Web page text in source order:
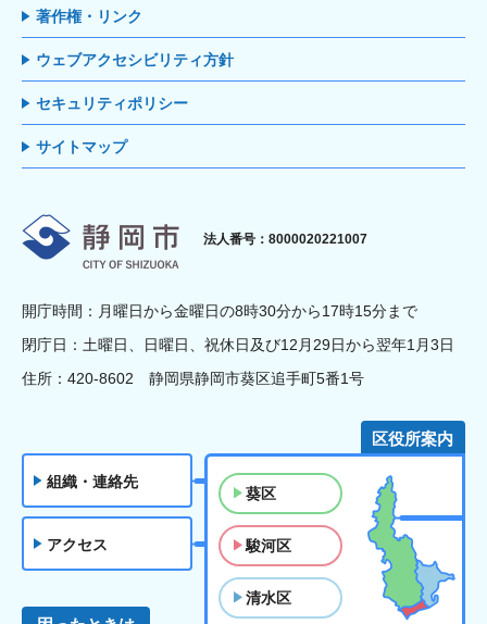
著作権・リンク
ウェブアクセシビリティ方針
セキュリティポリシー
サイトマップ
静岡市
法人番号：8000020221007
開庁時間：月曜日から金曜日の8時30分から17時15分まで
閉庁日：土曜日、日曜日、祝休日及び12月29日から翌年1月3日
住所：420-8602 静岡県静岡市葵区追手町5番1号
組織・連絡先
アクセス
区役所案内
葵区
駿河区
清水区